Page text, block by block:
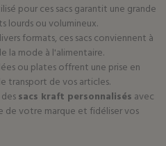
pour ces sacs garantit une grande
lourds ou volumineux.
formats, ces sacs conviennent à
la mode à l'alimentaire.
ou plates offrent une prise en
transport de vos articles.
sacs kraft personnalisés avec
de votre marque et fidéliser vos